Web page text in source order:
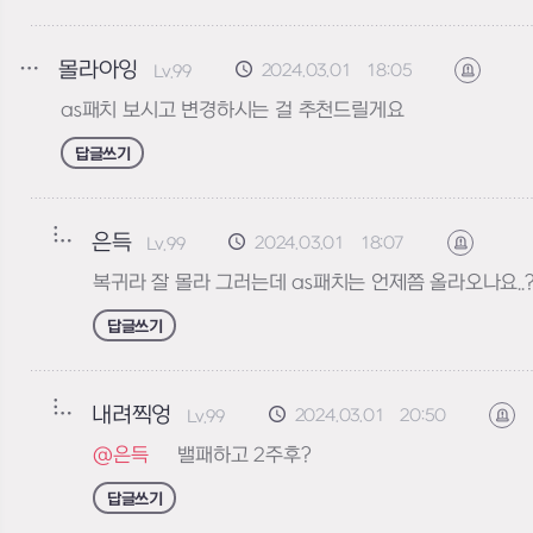
몰라아잉 Lv.99 2024.03.01 18:05 신고하기
as패치 보시고 변경하시는 걸 추천드릴게요
답글쓰기
은득 Lv.99 2024.03.01 18:07 신고하기
복귀라 잘 몰라 그러는데 as패치는 언제쯤 올라오나요
답글쓰기
내려찍엉 Lv.99 2024.03.01 20:50 신
@은득 밸패하고 2주후?
답글쓰기